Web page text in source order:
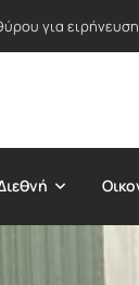
για